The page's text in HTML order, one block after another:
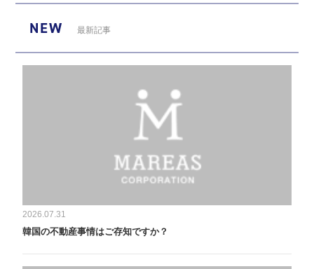
NEW 最新記事
2026.07.31
韓国の不動産事情はご存知ですか？